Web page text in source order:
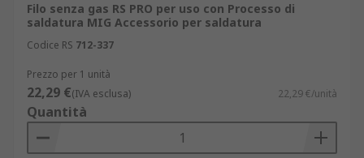
Filo senza gas RS PRO per uso con Processo di
saldatura MIG Accessorio per saldatura
Codice RS 712-337
Prezzo per 1 unità
22,29 €(IVA esclusa) 22,29 €/unità
Quantità